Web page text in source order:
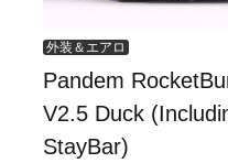
外装＆エアロ
Pandem
V2.5 Duck
StayBar)